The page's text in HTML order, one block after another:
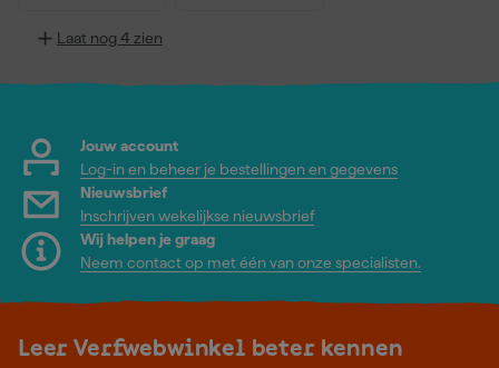
Laat nog 4 zien
Jouw account
Log-in en beheer je bestellingen en gegevens
Nieuwsbrief
Inschrijven wekelijkse nieuwsbrief
Wij helpen je graag
Neem contact op met één van onze specialisten.
Leer Verfwebwinkel beter kennen